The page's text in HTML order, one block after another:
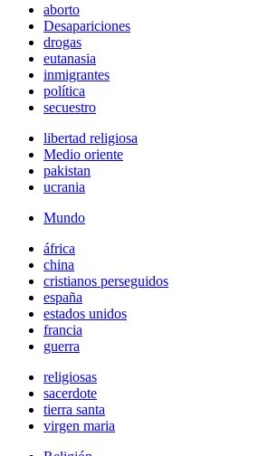
aborto
Desapariciones
drogas
eutanasia
inmigrantes
política
secuestro
libertad religiosa
Medio oriente
pakistan
ucrania
Mundo
áfrica
china
cristianos perseguidos
españa
estados unidos
francia
guerra
religiosas
sacerdote
tierra santa
virgen maria